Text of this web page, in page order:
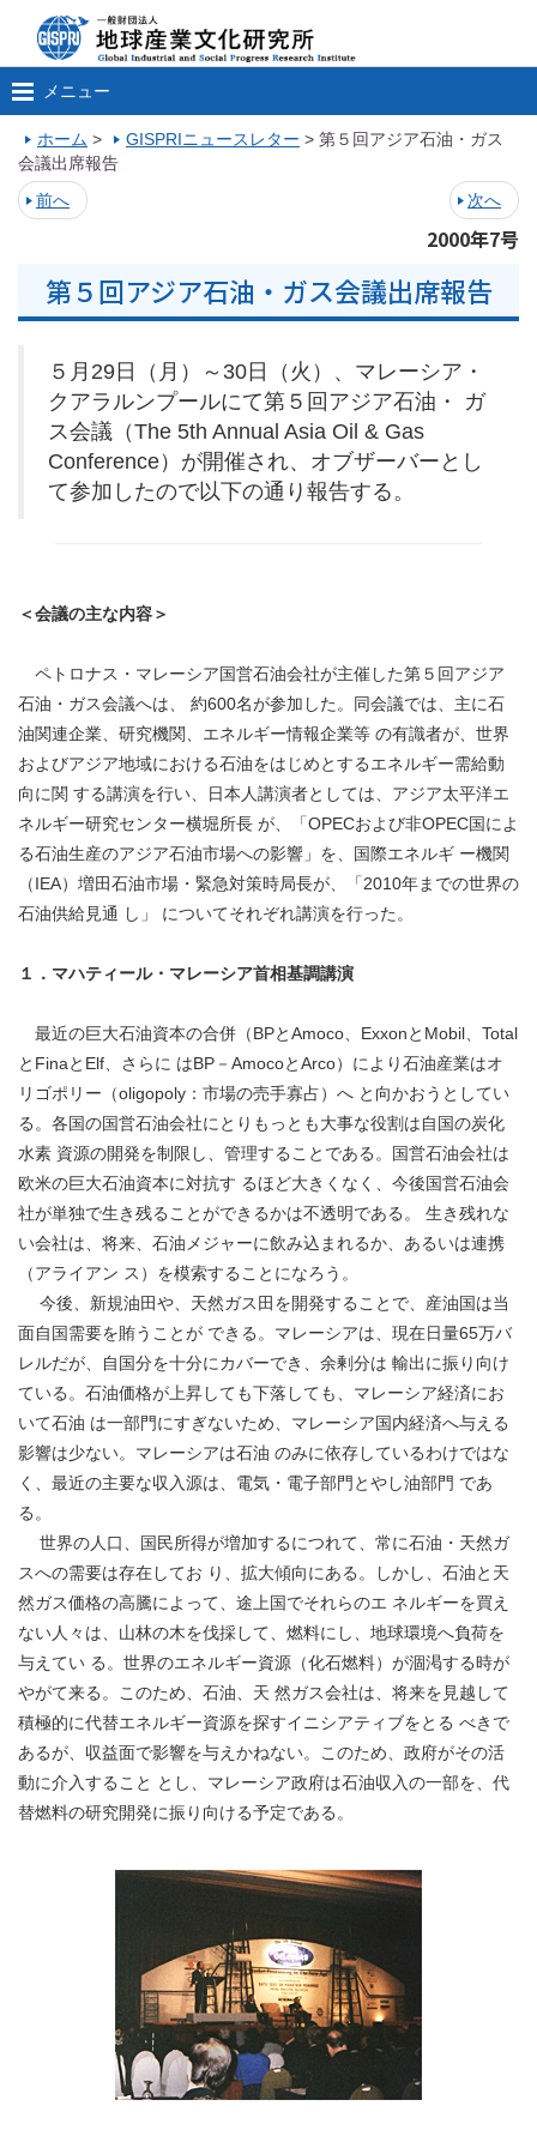
メニュー
ホーム > GISPRIニュースレター > 第５回アジア石油・ガス
会議出席報告
前へ
次へ
2000年7号
第５回アジア石油・ガス会議出席報告
５月29日（月）～30日（火）、マレーシア・
クアラルンプールにて第５回アジア石油・ ガ
ス会議（The 5th Annual Asia Oil & Gas
Conference）が開催され、オブザーバーとし
て参加したので以下の通り報告する。
＜会議の主な内容＞
ペトロナス・マレーシア国営石油会社が主催した第５回アジア
石油・ガス会議へは、 約600名が参加した。同会議では、主に石
油関連企業、研究機関、エネルギー情報企業等 の有識者が、世界
およびアジア地域における石油をはじめとするエネルギー需給動
向に関 する講演を行い、日本人講演者としては、アジア太平洋エ
ネルギー研究センター横堀所長 が、「OPECおよび非OPEC国によ
る石油生産のアジア石油市場への影響」を、国際エネルギ ー機関
（IEA）増田石油市場・緊急対策時局長が、「2010年までの世界の
石油供給見通 し」 についてそれぞれ講演を行った。
１．マハティール・マレーシア首相基調講演
最近の巨大石油資本の合併（BPとAmoco、ExxonとMobil、Total
とFinaとElf、さらに はBP－AmocoとArco）により石油産業はオ
リゴポリー（oligopoly：市場の売手寡占）へ と向かおうとしてい
る。各国の国営石油会社にとりもっとも大事な役割は自国の炭化
水素 資源の開発を制限し、管理することである。国営石油会社は
欧米の巨大石油資本に対抗す るほど大きくなく、今後国営石油会
社が単独で生き残ることができるかは不透明である。 生き残れな
い会社は、将来、石油メジャーに飲み込まれるか、あるいは連携
（アライアン ス）を模索することになろう。
今後、新規油田や、天然ガス田を開発することで、産油国は当
面自国需要を賄うことが できる。マレーシアは、現在日量65万バ
レルだが、自国分を十分にカバーでき、余剰分は 輸出に振り向け
ている。石油価格が上昇しても下落しても、マレーシア経済にお
いて石油 は一部門にすぎないため、マレーシア国内経済へ与える
影響は少ない。マレーシアは石油 のみに依存しているわけではな
く、最近の主要な収入源は、電気・電子部門とやし油部門 であ
る。
世界の人口、国民所得が増加するにつれて、常に石油・天然ガ
スへの需要は存在してお り、拡大傾向にある。しかし、石油と天
然ガス価格の高騰によって、途上国でそれらのエ ネルギーを買え
ない人々は、山林の木を伐採して、燃料にし、地球環境へ負荷を
与えてい る。世界のエネルギー資源（化石燃料）が涸渇する時が
やがて来る。このため、石油、天 然ガス会社は、将来を見越して
積極的に代替エネルギー資源を探すイニシアティブをとる べきで
あるが、収益面で影響を与えかねない。このため、政府がその活
動に介入すること とし、マレーシア政府は石油収入の一部を、代
替燃料の研究開発に振り向ける予定である。